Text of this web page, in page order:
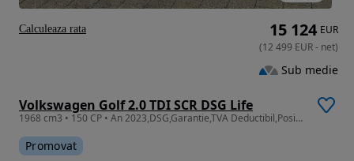
Volkswagen Golf 2.0 TDI SCR DSG Life
1968 cm3 • 150 CP • An 2023,DSG,Garantie,TVA Deductibil,Posibil leasing
Promovat
15 124 EUR
(12 499 EUR- net)
Sub medie
Calculeaza rata